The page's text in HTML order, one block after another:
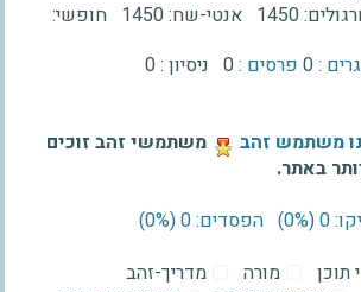
1450 אנטי-שח:1450 חופשי:
:
0 פרסים :0 ניסיון :0
משתמש זהב‬
משתמשי זהב זוכים
באתר.
0 ‫(0%)‬
הפסדים: 0 ‫(0%)‬
תוכן מורה
מדריך-זהב